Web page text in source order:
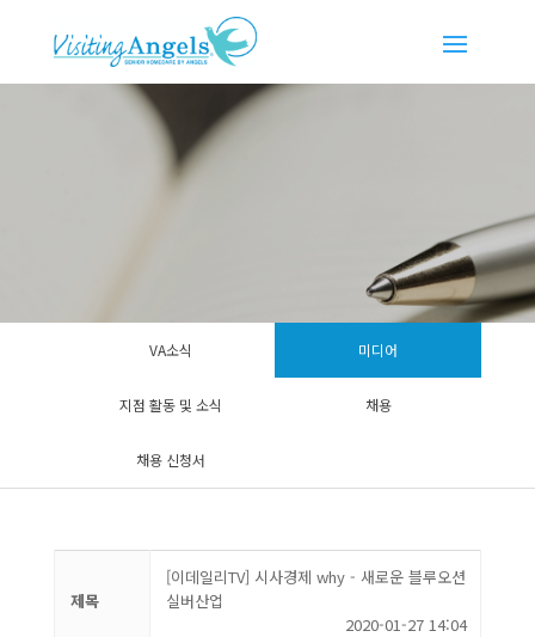
VA소식 미디어
지점 활동 및 소식 채용
채용 신청서
제목
[이데일리TV] 시사경제 why - 새로운 블루오션
실버산업
2020-01-27 14:04